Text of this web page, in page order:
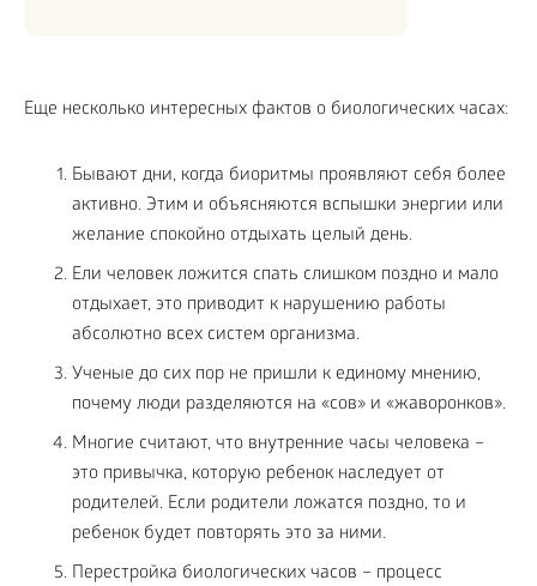
Еще несколько интересных фактов о биологических часах:
Бывают дни, когда биоритмы проявляют себя более
активно. Этим и объясняются вспышки энергии или
желание спокойно отдыхать целый день.
Ели человек ложится спать слишком поздно и мало
отдыхает, это приводит к нарушению работы
абсолютно всех систем организма.
Ученые до сих пор не пришли к единому мнению,
почему люди разделяются на «сов» и «жаворонков».
Многие считают, что внутренние часы человека –
это привычка, которую ребенок наследует от
родителей. Если родители ложатся поздно, то и
ребенок будет повторять это за ними.
Перестройка биологических часов – процесс